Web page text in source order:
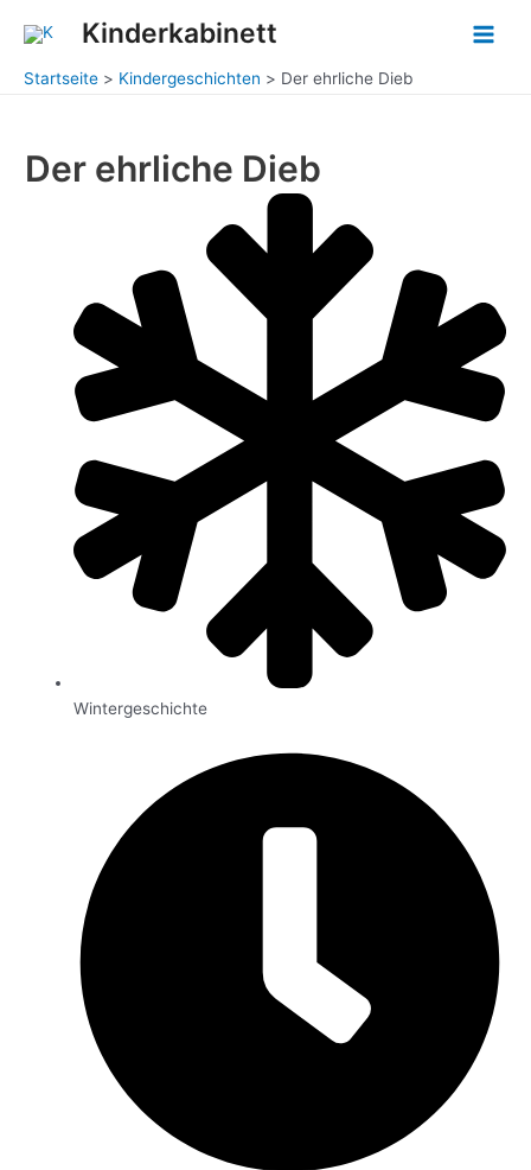
Inhalt
Kinderkabinett
Main
Startseite Kindergeschichten Der ehrliche Dieb
Der ehrliche Dieb
Wintergeschichte
navigation